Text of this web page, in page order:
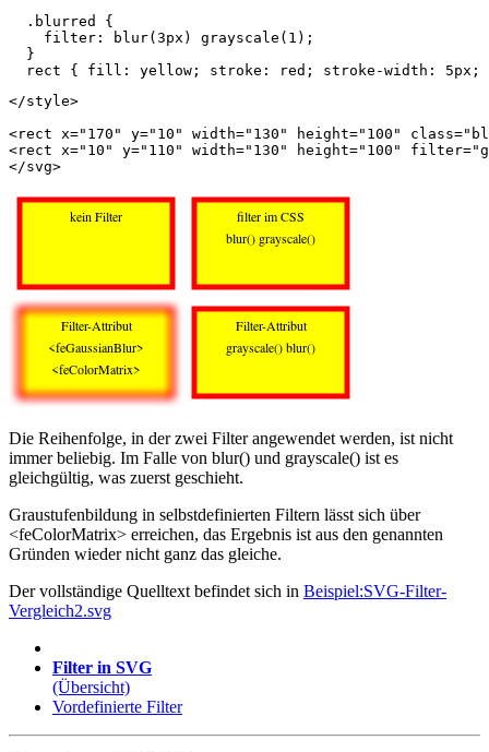
.blurred
{
filter : blur(3px ) grayscale ( 1 );
}
rect
{ fill : yellow ; stroke : red ; stroke -width : 5px ;
</style>
<rect
x="170" y="10" width="130" height="100" class=
<rect
x="10" y="110" width="130" height="100" filter=
</svg>
Die Reihenfolge, in der zwei Filter angewendet werden, ist nicht
immer beliebig. Im Falle von blur() und grayscale() ist es
gleichgültig, was zuerst geschieht.
Graustufenbildung in selbstdefinierten Filtern lässt sich über
<feColorMatrix> erreichen, das Ergebnis ist aus den genannten
Gründen wieder nicht ganz das gleiche.
Der vollständige Quelltext befindet sich in Beispiel:SVG-Filter-
Vergleich2.svg
Filter in SVG
(Übersicht)
Vordefinierte Filter